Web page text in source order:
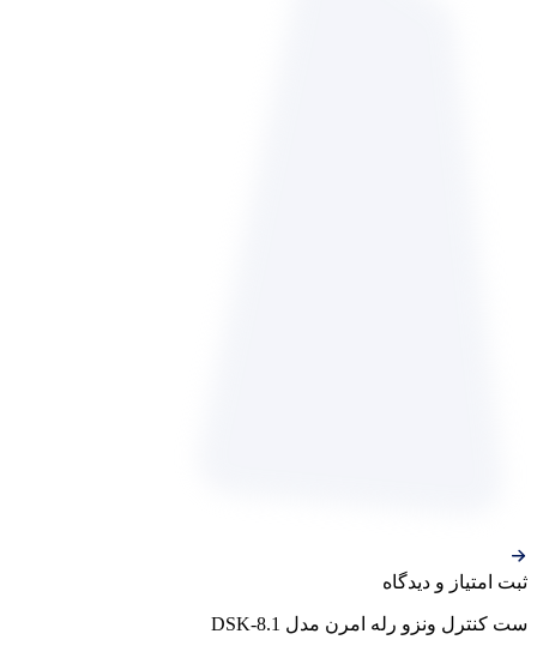
ثبت‌ امتیاز‌ و‌ دیدگاه
ست کنترل ونزو رله امرن مدل DSK-8.1